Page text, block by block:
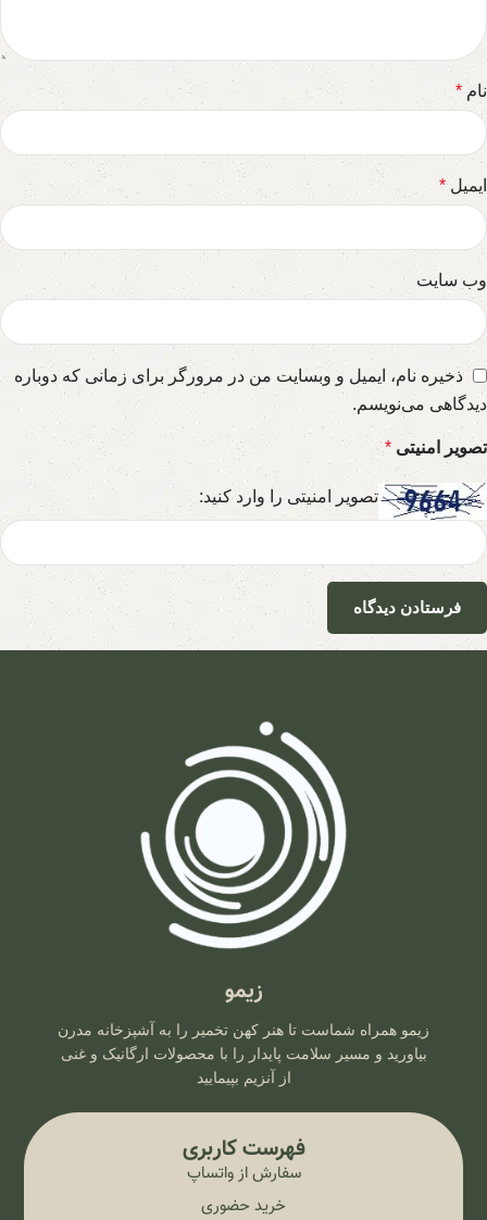
نام*
ایمیل*
وب‌ سایت
ذخیره نام، ایمیل و وبسایت من در مرورگر برای زمانی که دوباره
دیدگاهی می‌نویسم.
تصویر امنیتی *
تصویر امنیتی را وارد کنید:
زیمو
زیمو همراه شماست تا هنر کهن تخمیر را به آشپزخانه مدرن
بیاورید و مسیر سلامت پایدار را با محصولات ارگانیک و غنی
از آنزیم بپیمایید
فهرست کاربری
سفارش از واتساپ
خرید حضوری